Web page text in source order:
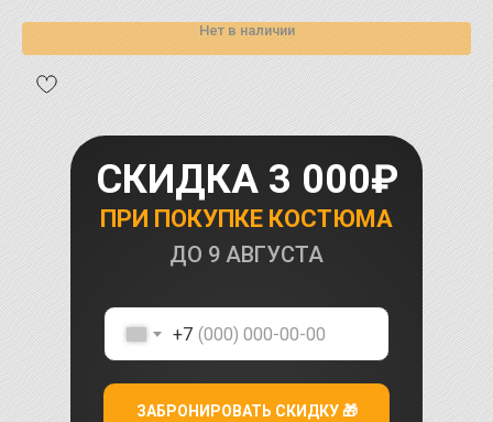
Нет в наличии
ПРИ ПОКУПКЕ КОСТЮМА
СКИДКА 3 000₽
ДО 9 АВГУСТА
+7
ЗАБРОНИРОВАТЬ СКИДКУ 🎁